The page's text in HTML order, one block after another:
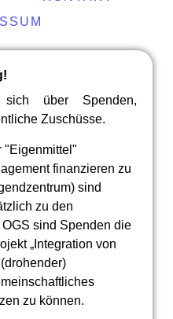
über Spenden,
Zuschüsse.
"Eigenmittel"
finanzieren zu
sind
zu den
sind Spenden die
„Integration von
zu können.